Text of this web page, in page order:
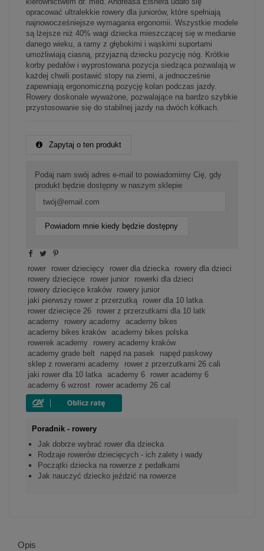
opracować ultralekkie rowery dla juniorów, które spełniają
najnowocześniejsze wymagania ergonomii. Wszystkie modele
są lżejsze niż 40% wagi dziecka mieszczącej się w medianie
danego wieku, a ramy z głębokimi i wąskimi suportami
umożliwiają ciasną, przyjazną dziecku pozycję nóg. Krótkie
korby pedałów i wyprostowana pozycja siedząca pozwalają w
każdej chwili postawić stopy na ziemi, a jednocześnie
zapewniają ergonomiczną pozycję kolan podczas jazdy.
Rowery doskonale wyważone, pozwalające na bardzo szybkie
przystosowanie się do stabilnej jazdy na dwóch kółkach.
Zapytaj o ten produkt
Podaj nam swój adres e-mail to powiadomimy Cię, gdy
produkt będzie dostępny w naszym sklepie
Powiadom mnie kiedy będzie dostępny
rower rower dziecięcy rower dla dziecka
rowery dla dzieci
rowery dziecięce
rower junior
rowerki dla dzieci
rowery dziecięce kraków
rowery junior
jaki pierwszy rower z przerzutką
rower dla 10 latka
rower dziecięce 26
rower z przerzutkami dla 10 latk
academy
rowery academy
academy bikes
academy bikes kraków
academy bikes polska
rowerek academy
rowery academy kraków
academy grade belt
napęd na pasek
napęd paskowy
sklep z rowerami academy
rower z przerzutkami 26 cali
jaki rower dla 10 latka
academy 6
rower academy 6
academy 6 wzrost
rower academy 26 cal
Poradnik - rowery
Jak dobrze wybrać rower dla dziecka
Rodzaje rowerów dziecięcych - ich zalety i wady
Początki dziecka na rowerze z pedałkami
Jak nauczyć dziecko jeździć na rowerze
Opis